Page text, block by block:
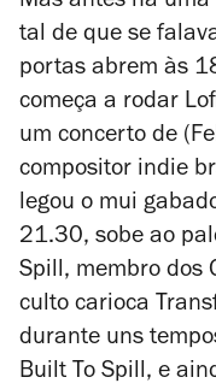
tal de que se
portas abrem às
começa a rodar
um concerto de
compositor indie
legou o mui
21.30, sobe ao
Spill, membro dos
culto carioca
durante uns
Built To Spill, e